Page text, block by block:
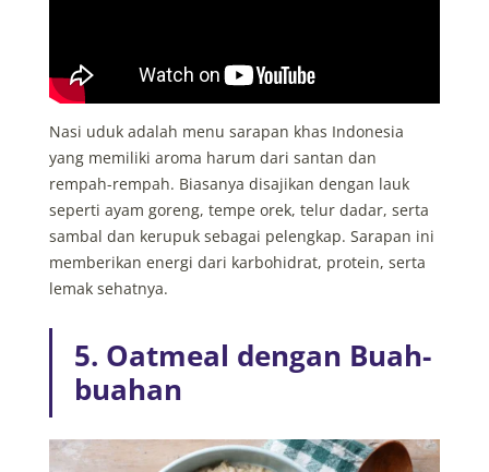
Nasi uduk adalah menu sarapan khas Indonesia
yang memiliki aroma harum dari santan dan
rempah-rempah. Biasanya disajikan dengan lauk
seperti ayam goreng, tempe orek, telur dadar, serta
sambal dan kerupuk sebagai pelengkap. Sarapan ini
memberikan energi dari karbohidrat, protein, serta
lemak sehatnya.
5. Oatmeal dengan Buah-
buahan